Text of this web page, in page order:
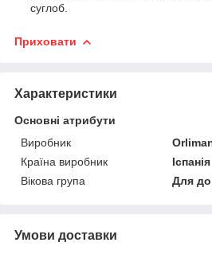
суглоб.
Приховати
Характеристики
Основні атрибути
Виробник
Країна виробник
Іспанія
Вікова група
Для
Умови доставки